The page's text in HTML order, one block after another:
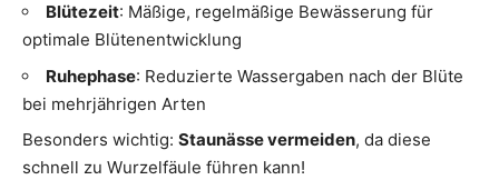
Blütezeit: Mäßige, regelmäßige Bewässerung für
optimale Blütenentwicklung
Ruhephase: Reduzierte Wassergaben nach der Blüte
bei mehrjährigen Arten
Besonders wichtig: Staunässe vermeiden, da diese
schnell zu Wurzelfäule führen kann!